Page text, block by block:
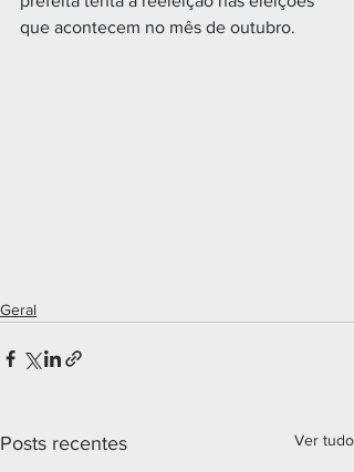
que acontecem no mês de outubro.
Geral
Posts recentes Ver tudo